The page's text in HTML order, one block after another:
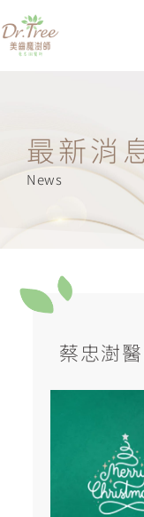
最新消
News
蔡忠澍